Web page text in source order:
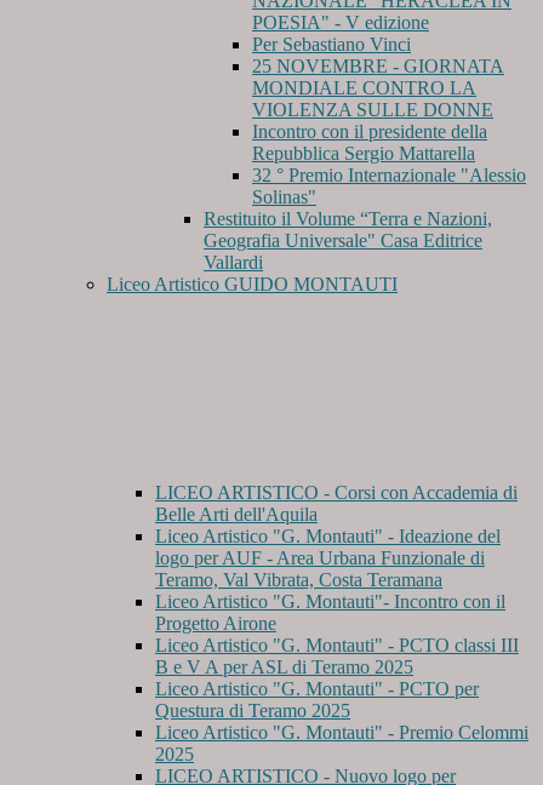
POESIA" - V edizione
Per Sebastiano Vinci
25 NOVEMBRE - GIORNATA
MONDIALE CONTRO LA
VIOLENZA SULLE DONNE
Incontro con il presidente della
Repubblica Sergio Mattarella
32 ° Premio Internazionale "Alessio
Solinas"
Restituito il Volume “Terra e Nazioni,
Geografia Universale" Casa Editrice
Vallardi
Liceo Artistico GUIDO MONTAUTI
LICEO ARTISTICO - Corsi con Accademia di
Belle Arti dell'Aquila
Liceo Artistico "G. Montauti" - Ideazione del
logo per AUF - Area Urbana Funzionale di
Teramo, Val Vibrata, Costa Teramana
Liceo Artistico "G. Montauti"- Incontro con il
Progetto Airone
Liceo Artistico "G. Montauti" - PCTO classi III
B e V A per ASL di Teramo 2025
Liceo Artistico "G. Montauti" - PCTO per
Questura di Teramo 2025
Liceo Artistico "G. Montauti" - Premio Celommi
2025
LICEO ARTISTICO - Nuovo logo per